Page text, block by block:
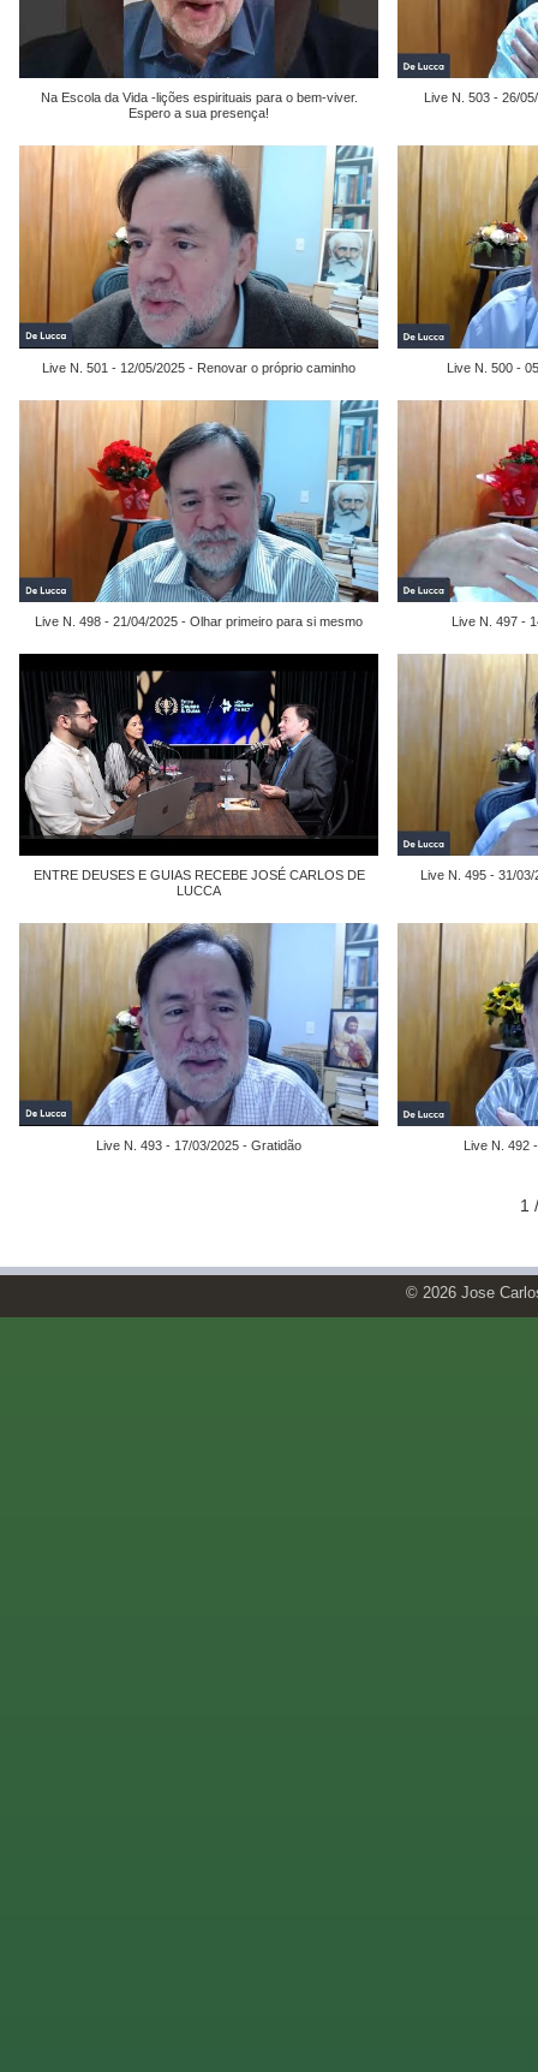
Na Escola da Vida -lições espirituais para o bem-viver.
Espero a sua presença!
Live N. 503 - 26/
Live N. 501 - 12/05/2025 - Renovar o próprio caminho Live N. 500 -
Live N. 498 - 21/04/2025 - Olhar primeiro para si mesmo Live N. 497 -
ENTRE DEUSES E GUIAS RECEBE JOSÉ CARLOS DE
LUCCA
Live N. 495 - 31/
Live N. 493 - 17/03/2025 - Gratidão Live N. 492
1 /
© 2026 Jose